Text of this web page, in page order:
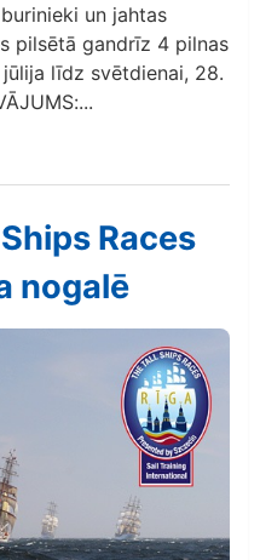
un jahtas
pilsētā gandrīz 4 pilnas
līdz svētdienai, 28.
Races
nogalē